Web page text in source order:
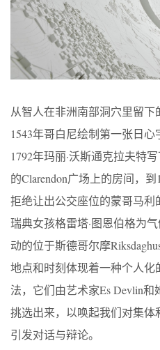
从智人在非洲南部洞穴里留下
1543年哥白尼绘制第一张日
1792年玛丽·沃斯通克拉夫特
的Clarendon广场上的房间，到
拒绝让出公交座位的蒙哥马利
瑞典女孩格雷塔·图恩伯格为
动的位于斯德哥尔摩
地点和时刻体现着一种个人化
法，它们由艺术家Es Devlin
挑选出来，以唤起我们对集体
引发对话与辩论。